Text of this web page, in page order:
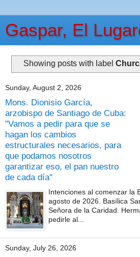
Gaspar, El
Showing posts with label
Sunday, August 2, 2026
Mons. Dionisio García,
arzobispo de Santiago de Cuba:
"Vamos a pedir para que se
hagan los cambios
estructurales necesarios, para
que podamos nosotros
garantizar eso, el pan nuestro
de cada día"
Intenciones al comenzar la
agosto de 2026. Basílica
Señora de la Caridad.
pedirle al...
Sunday, July 26, 2026